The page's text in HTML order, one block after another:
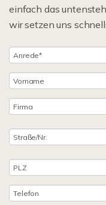
einfach das
wir setzen uns